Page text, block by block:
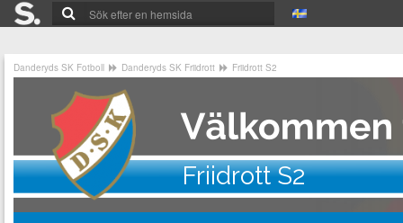
Danderyds SK Fotboll Danderyds SK Friidrott Friidrott S2
Friidrott S2